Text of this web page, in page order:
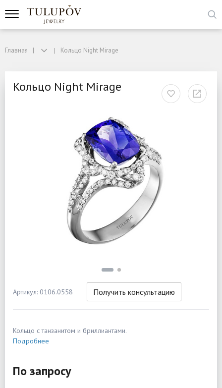
Главная Кольцо Night Mirage
Кольцо Night Mirage
Артикул: 0106.0558 Получить консультацию
Кольцо с танзанитом и бриллиантами.
Подробнее
По запросу